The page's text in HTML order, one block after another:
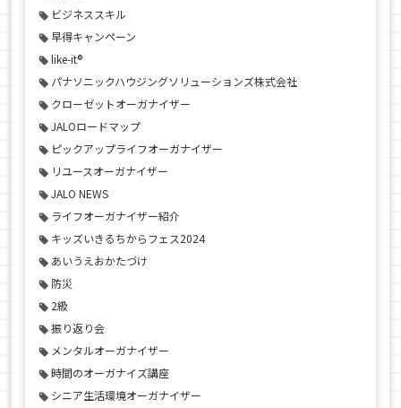
ビジネススキル
早得キャンペーン
like-it®
パナソニックハウジングソリューションズ株式会社
クローゼットオーガナイザー
JALOロードマップ
ピックアップライフオーガナイザー
リユースオーガナイザー
JALO NEWS
ライフオーガナイザー紹介
キッズいきるちからフェス2024
あいうえおかたづけ
防災
2級
振り返り会
メンタルオーガナイザー
時間のオーガナイズ講座
シニア生活環境オーガナイザー